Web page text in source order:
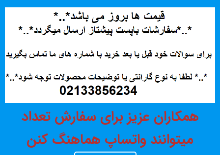
همکاران عزیز برای سفارش تعداد
میتوانند واتساپ هماهنگ کنن